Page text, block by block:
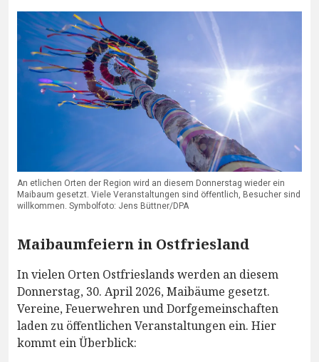
An etlichen Orten der Region wird an diesem Donnerstag wieder ein
Maibaum gesetzt. Viele Veranstaltungen sind öffentlich, Besucher sind
willkommen. Symbolfoto: Jens Büttner/DPA
Maibaumfeiern in Ostfriesland
In vielen Orten Ostfrieslands werden an diesem
Donnerstag, 30. April 2026, Maibäume gesetzt.
Vereine, Feuerwehren und Dorfgemeinschaften
laden zu öffentlichen Veranstaltungen ein. Hier
kommt ein Überblick: